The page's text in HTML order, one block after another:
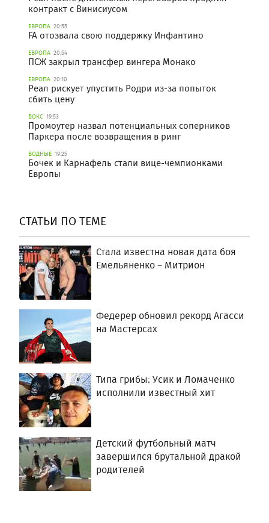
контракт с Винисиусом
ЕВРОПА 20:55
FA отозвала свою поддержку Инфантино
ЕВРОПА 20:54
ПСЖ закрыл трансфер вингера Монако
ЕВРОПА 20:10
Реал рискует упустить Родри из-за попыток
сбить цену
БОКС 19:53
Промоутер назвал потенциальных соперников
Паркера после возвращения в ринг
ВОДНЫЕ 19:25
Бочек и Карнафель стали вице-чемпионками
Европы
СТАТЬИ ПО ТЕМЕ
Стала известна новая дата боя
Емельяненко – Митрион
Федерер обновил рекорд Агасси
на Мастерсах
Типа грибы: Усик и Ломаченко
исполнили известный хит
Детский футбольный матч
завершился брутальной дракой
родителей